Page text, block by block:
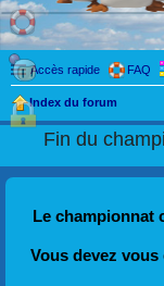
Accès rapide FAQ
Index du forum
Fin du
Le championnat
Vous devez